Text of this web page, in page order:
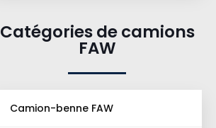
Catégories de camions
FAW
Camion-benne FAW